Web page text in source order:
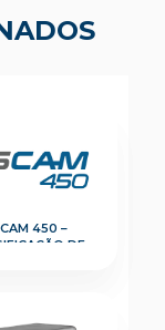
450 –
DE